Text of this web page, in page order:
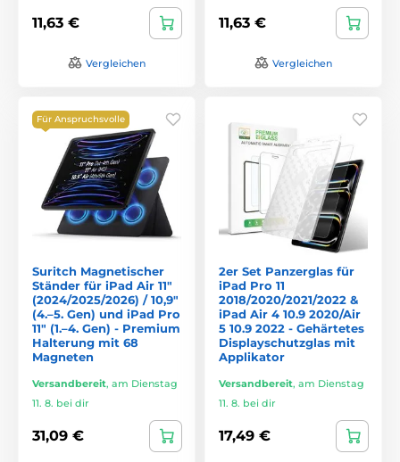
11,63 €
Vergleichen
11,63 €
Vergleichen
Für Anspruchsvolle
Suritch Magnetischer
Ständer für iPad Air 11″
(2024/2025/2026) / 10,9″
(4.–5. Gen) und iPad Pro
11″ (1.–4. Gen) - Premium
Halterung mit 68
Magneten
Versandbereit, am Dienstag
11. 8. bei dir
31,09 €
2er Set Panzerglas für
iPad Pro 11
2018/2020/2021/2022 &
iPad Air 4 10.9 2020/Air
5 10.9 2022 - Gehärtetes
Displayschutzglas mit
Applikator
Versandbereit, am Dienstag
11. 8. bei dir
17,49 €